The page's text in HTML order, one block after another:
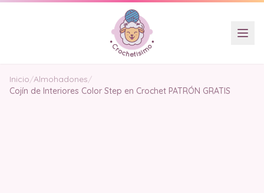
Inicio/Almohadones/
Cojín de Interiores Color Step en Crochet PATRÓN GRATIS